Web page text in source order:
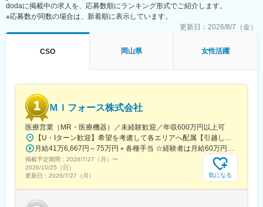
■当社について：当社は米国に本社を置き、世界100以上の国や地
域で約55,000名の社員を有し、情報や革新的テクノロジー、およ
び臨床試験サービスを提供する世界的なリーディングカンパニー
や知識を生かして、様々なサービスを提供し続けています。
dodaに掲載中の求人を、応募数順にランキング形式でご紹介します。
※応募数が同数の場合は、新着順に表示しています。
更新日： 2026/8/7（金）
CSO 岡山県 女性活躍
ＭＩフォース株式会社
医療営業（MR・医療機器）／未経験歓迎／年収600万円以上可
掲載予定期間： 2026/7/27（月） 〜
2026/10/25（日）
更新日： 2026/7/27（月） 気になる